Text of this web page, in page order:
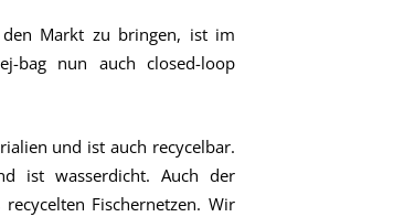
Markt zu bringen, ist im
bag nun auch closed-loop
und ist auch recycelbar.
ist wasserdicht. Auch der
Fischernetzen. Wir